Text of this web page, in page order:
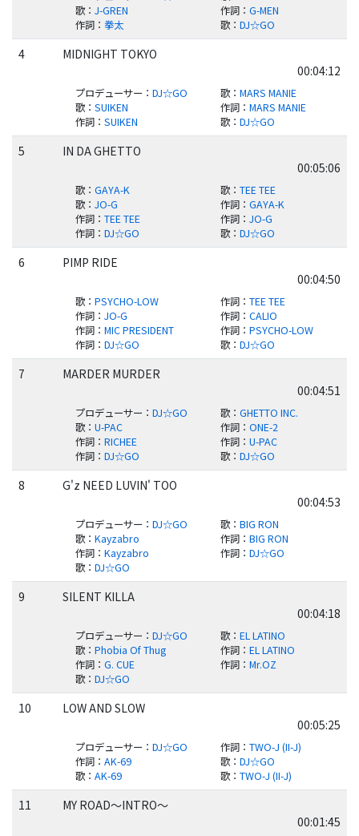
歌： J-GREN 作詞： G-MEN
作詞： 拳太 歌： DJ☆GO
4
MIDNIGHT TOKYO
00:04:12
プロデューサー ： DJ☆GO 歌： MARS MANIE
歌： SUIKEN 作詞： MARS MANIE
作詞： SUIKEN 歌： DJ☆GO
5
IN DA GHETTO
00:05:06
歌： GAYA-K 歌： TEE TEE
歌： JO-G 作詞： GAYA-K
作詞： TEE TEE 作詞： JO-G
作詞： DJ☆GO 歌： DJ☆GO
6
PIMP RIDE
00:04:50
歌： PSYCHO-LOW 作詞： TEE TEE
作詞： JO-G 作詞： CALIO
作詞： MIC PRESIDENT 作詞： PSYCHO-LOW
作詞： DJ☆GO 歌： DJ☆GO
7
MARDER MURDER
00:04:51
プロデューサー ： DJ☆GO 歌： GHETTO INC.
歌： U-PAC 作詞： ONE-2
作詞： RICHEE 作詞： U-PAC
作詞： DJ☆GO 歌： DJ☆GO
8
G'z NEED LUVIN' TOO
00:04:53
プロデューサー ： DJ☆GO 歌： BIG RON
歌： Kayzabro 作詞： BIG RON
作詞： Kayzabro 作詞： DJ☆GO
歌： DJ☆GO
9
SILENT KILLA
00:04:18
プロデューサー ： DJ☆GO 歌： EL LATINO
歌： Phobia Of Thug 作詞： EL LATINO
作詞： G. CUE 作詞： Mr.OZ
歌： DJ☆GO
10
LOW AND SLOW
00:05:25
プロデューサー ： DJ☆GO 作詞： TWO-J (II-J)
作詞： AK-69 歌： DJ☆GO
歌： AK-69 歌： TWO-J (II-J)
11
MY ROAD～INTRO～
00:01:45